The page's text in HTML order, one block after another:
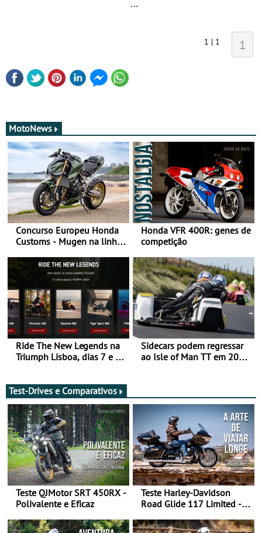
1 | 1 1
MotoNews
Concurso Europeu Honda
Customs - Mugen na linha
ganhar
Honda VFR 400R: genes de
competição
Ride The New Legends na
Triumph Lisboa, dias 7 e 8
Sidecars podem regressar
ao Isle of Man TT em 2027
Test-Drives e Comparativos
Teste QJMotor SRT 450RX -
Polivalente e Eficaz
Teste Harley-Davidson
Road Glide 117 Limited - A